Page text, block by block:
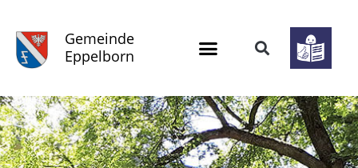
Gemeinde
Eppelborn